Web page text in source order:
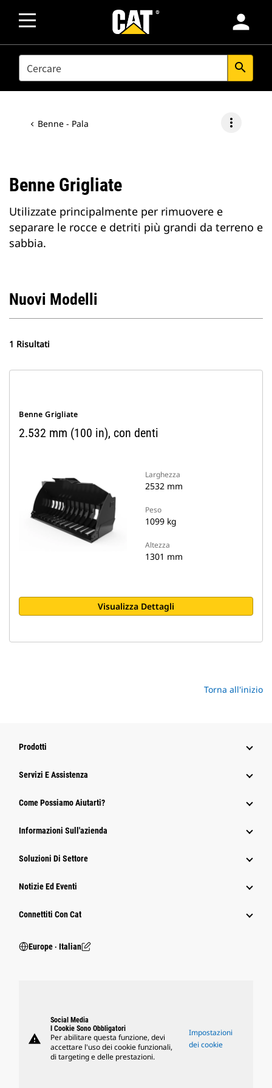
person
SEARCH search
Benne - Pala more_vert
Benne Grigliate
Utilizzate principalmente per rimuovere e
separare le rocce e detriti più grandi da terreno e
sabbia.
Nuovi Modelli
1 Risultati
Benne Grigliate
2.532 mm (100 in), con denti
Larghezza
2532 mm
Peso
1099 kg
Altezza
1301 mm
Visualizza Dettagli
Torna all'inizio
Prodotti
Servizi E Assistenza
Come Possiamo Aiutarti?
Informazioni Sull'azienda
Soluzioni Di Settore
Notizie Ed Eventi
Connettiti Con Cat
Europe ‧ Italian
warning
Social Media
I Cookie Sono Obbligatori
Per abilitare questa funzione, devi
accettare l'uso dei cookie funzionali,
di targeting e delle prestazioni.
Impostazioni
dei cookie